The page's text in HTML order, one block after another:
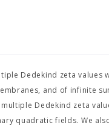
Dedekind zeta values
and of infinite
Dedekind zeta
quadratic fields. We